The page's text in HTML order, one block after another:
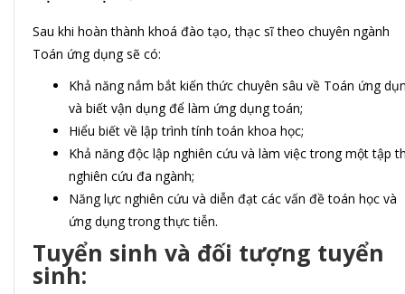
Sau khi hoàn thành khoá đào tạo, thạc sĩ theo chuyên ngành
Toán ứng dụng sẽ có:
Khả năng nắm bắt kiến thức chuyên sâu về Toán ứng
và biết vận dụng để làm ứng dụng toán;
Hiểu biết về lập trình tính toán khoa học;
Khả năng độc lập nghiên cứu và làm việc trong một tập
nghiên cứu đa ngành;
Năng lực nghiên cứu và diễn đạt các vấn đề toán học và
ứng dụng trong thực tiễn.
Tuyển sinh và đối tượng tuyển
sinh: